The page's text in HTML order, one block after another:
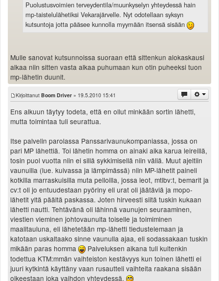
Puolustusvoimien terveydentila/muunkyselyn yhteydessä hain
mp-taistelulähetiksi Vekarajärvelle. Nyt odotellaan syksyn
kutsuntoja jotta pääsee kunnolla myymään itsensä sisään
Mulle sanovat kutsunnoissa suoraan että sittenkun alokaskausi
alkaa niin sitten vasta alkaa puhumaan kun otin puheeksi tuon
mp-lähetin duunit.
Kirjoittanut Boom Driver » 19.5.2010 15:41
Ens alkuun täytyy todeta, että en ollut minkään sortin lähetti,
mutta toimintaa tuli seurattua.
Itse palvelin parolassa Panssarivaunukompaniassa, jossa on
pari MP lähettiä. Toi lähetin homma on ainaki aika karua leireillä,
tosin puol vuotta niin ei sillä sykkimisellä niin väliä. Muut ajeltiin
vaunuilla (lue. kuivassa ja lämpimässä) niin MP-lähetit paineli
kotkilla marraskuisilla muta pelloilla, jossa leot, mtlbv:t, bemarit ja
cv:t oli jo entuudestaan pyöriny eli urat oli jäätäviä ja mopo-
lähetit yltä päältä paskassa. Joten hirveesti siitä tuskin kukaan
lähetti nautti. Tehtävänä oli lähinnä vaunujen seuraaminen,
viestien vieminen johtovaunulta toiselle ja toimiminen
maalitauluna, eli lähetetään mp-lähetti tiedustelemaan ja
katotaan uskaltaako sinne vaunulla ajaa, eli sodassakaan tuskin
mikään paras homma
Palveluksen aikana tuli kuitenkin
todettua KTM:mmän vaihteiston kestävyys kun toinen lähetti ei
juuri kytkintä käyttäny vaan rusautteli vaihteita raakana sisään
oikeestaan joka vaihdon yhteydessä.